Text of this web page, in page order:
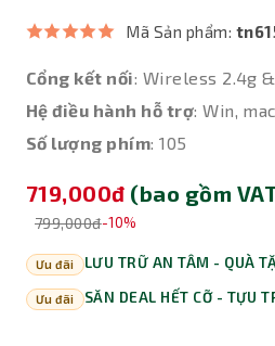
Mã Sản phẩm:
Cổng kết nối: Wireless 2.4g
Hệ điều hành hỗ trợ: Win,
Số lượng phím: 105
719,000đ (bao gồm
799,000đ-10%
Ưu đãi LƯU TRỮ AN TÂM - QUÀ
Ưu đãi SĂN DEAL HẾT CỠ - TỰU